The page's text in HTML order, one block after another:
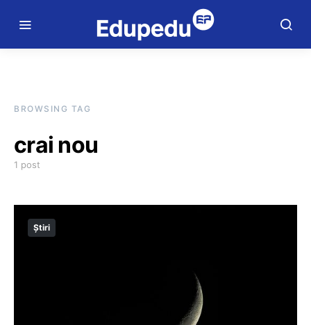
BROWSING TAG
crai nou
1 post
Știri